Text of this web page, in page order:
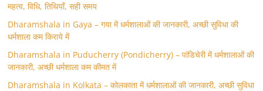
महत्व, विधि, तिथियाँ, सही समय
Dharamshala in Gaya – गया में धर्मशालाओं की जानकारी, अच्छी सुविधा की
धर्मशाला कम किराये में
Dharamshala in Puducherry (Pondicherry) – पांडिचेरी में धर्मशालाओं की
जानकारी, अच्छी धर्मशाला कम कीमत में
Dharamshala in Kolkata – कोलकाता में धर्मशालाओं की जानकारी, अच्छी सुविधा